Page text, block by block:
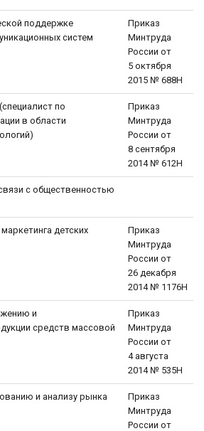
поддержке
систем
Приказ
Минтруда
России от
5 октября
2015 № 688Н
по
в области
Приказ
Минтруда
России от
8 сентября
2014 № 612Н
с общественностью
детских
Приказ
Минтруда
России от
26 декабря
2014 № 1176Н
и
средств массовой
Приказ
Минтруда
России от
4 августа
2014 № 535Н
и анализу рынка
Приказ
Минтруда
России от